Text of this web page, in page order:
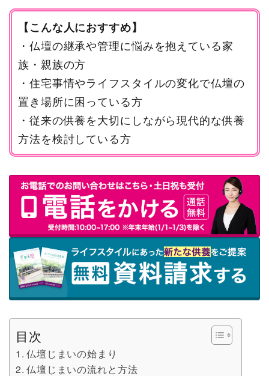
【こんな人におすすめ】
・仏壇の継承や管理に悩みを抱えている家
族・親族の方
・住宅事情やライフスタイルの変化で仏壇の
置き場所に困っている方
・従来の供養を大切にしながら現代的な供養
方法を検討している方
目次
仏壇じまいの始まり
仏壇じまいの流れと方法